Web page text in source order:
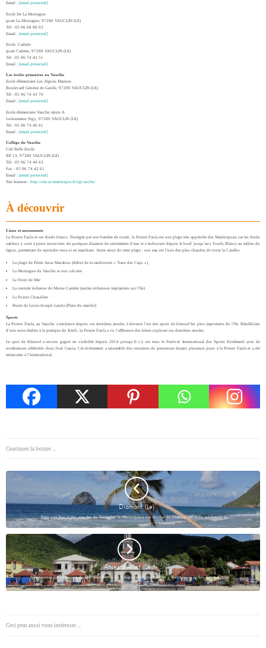
Email : [email protected]
Ecole De La Montagne
quart La Montagne, 97280 VAUCLIN (LE)
Tél : 05 96 68 88 03
Email : [email protected]
Ecole Cadette
quart Cadette, 97280 VAUCLIN (LE)
Tél : 05 96 74 43 51
Email : [email protected]
Les écoles primaires au Vauclin
Ecole élémentaire Les Algues Marines
Boulevard Général de Gaulle, 97280 VAUCLIN (LE)
Tél : 05 96 74 43 70
Email : [email protected]
Ecole élémentaire Vauclin mixte A
Lotissement Sigy, 97280 VAUCLIN (LE)
Tél : 05 96 74 40 61
Email : [email protected]
Collège du Vauclin
Cité Belle Etoile
BP 13, 97280 VAUCLIN (LE)
Tél : 05 96 74 40 63
Fax : 05 96 74 42 61
Email : [email protected]
Site Internet : http://site.ac-martinique.fr/clgvauclin/
À découvrir
Lieux et monuments
La Pointe Faula et ses fonds blancs. Protégée par une barrière de corail, la Pointe Faula est une plage très appréciée des Martiniquais car les fonds
sableux y sont à peine recouverts de quelques dizaines de centimètres d’eau et s’enfoncent depuis le bord jusqu’aux Fonds Blancs au milieu du
lagon, permettant de rejoindre ceux-ci en marchant. Autre atout de cette plage : son eau est l’une des plus chaudes de toute la Caraïbe.
La plage de Petite Anse Macabou (début de la randonnée « Trace des Caps »)
La Montagne du Vauclin et son calvaire
Le Front de Mer
La centrale éolienne de Morne Carrière (seules éoliennes implantées sur l’île)
La Pointe Chaudière
Buste de Louis-Joseph Landa (Place du marché)
Sports
La Pointe Faula, au Vauclin a tendance depuis ces dernières années à devenir l’un des spots de kitesurf les plus importants de l’île. Bénéficiant
d’une zone dédiée à la pratique du Kite5, la Pointe Faula a vu l’affluence des kiters exploser ces dernières années.
Le spot de Kitesurf a encore gagné en visibilité depuis 2014 puisqu’il s’y est tenu le Festival International des Sports Extrêmes6 avec de
nombreuses célébrités dont José Garcia. Cet évènement a rassemblé des centaines de personnes durant plusieurs jours à la Pointe Faula et a été
retransmis à l’international.
Continuer la lecture ...
Diamant (Le)
Paris a sa Tour Eiffel, son Arc de Triomphe, la Martinique a son Rocher du Diamant qui défie ardemment les…
Anses d’Arlet (Les)
Sélectionnée par l’émission de Stéphane Bern « Le Village préféré des français » la commune de Les Anses d’Arlet
représente…
Ceci peut aussi vous intéresser ...